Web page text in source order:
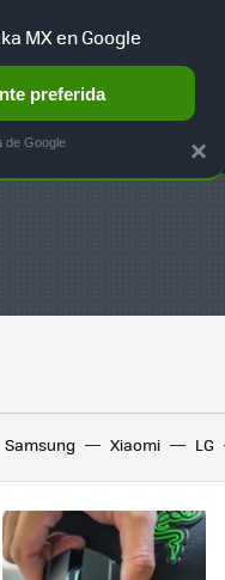
NUEVO
AUTO
Samsung Xiaomi LG
×
MX en Google
preferida
de Google